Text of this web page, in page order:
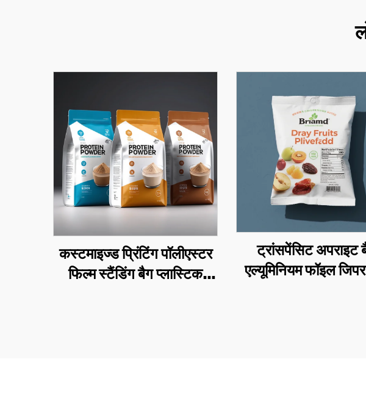
कस्टमाइज्ड प्रिंटिंग पॉलीएस्टर
फिल्म स्टैंडिंग बैग प्लास्टिक
ट्रांसपेंसिट अपराइट
एल्यूमिनियम फॉइल